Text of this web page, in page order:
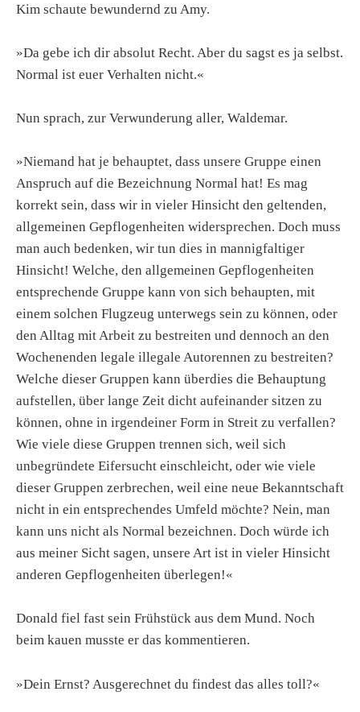
Kim schaute bewundernd zu Amy.
»Da gebe ich dir absolut Recht. Aber du sagst es ja selbst.
Normal ist euer Verhalten nicht.«
Nun sprach, zur Verwunderung aller, Waldemar.
»Niemand hat je behauptet, dass unsere Gruppe einen
Anspruch auf die Bezeichnung Normal hat! Es mag
korrekt sein, dass wir in vieler Hinsicht den geltenden,
allgemeinen Gepflogenheiten widersprechen. Doch muss
man auch bedenken, wir tun dies in mannigfaltiger
Hinsicht! Welche, den allgemeinen Gepflogenheiten
entsprechende Gruppe kann von sich behaupten, mit
einem solchen Flugzeug unterwegs sein zu können, oder
den Alltag mit Arbeit zu bestreiten und dennoch an den
Wochenenden legale illegale Autorennen zu bestreiten?
Welche dieser Gruppen kann überdies die Behauptung
aufstellen, über lange Zeit dicht aufeinander sitzen zu
können, ohne in irgendeiner Form in Streit zu verfallen?
Wie viele diese Gruppen trennen sich, weil sich
unbegründete Eifersucht einschleicht, oder wie viele
dieser Gruppen zerbrechen, weil eine neue Bekanntschaft
nicht in ein entsprechendes Umfeld möchte? Nein, man
kann uns nicht als Normal bezeichnen. Doch würde ich
aus meiner Sicht sagen, unsere Art ist in vieler Hinsicht
anderen Gepflogenheiten überlegen!«
Donald fiel fast sein Frühstück aus dem Mund. Noch
beim kauen musste er das kommentieren.
»Dein Ernst? Ausgerechnet du findest das alles toll?«